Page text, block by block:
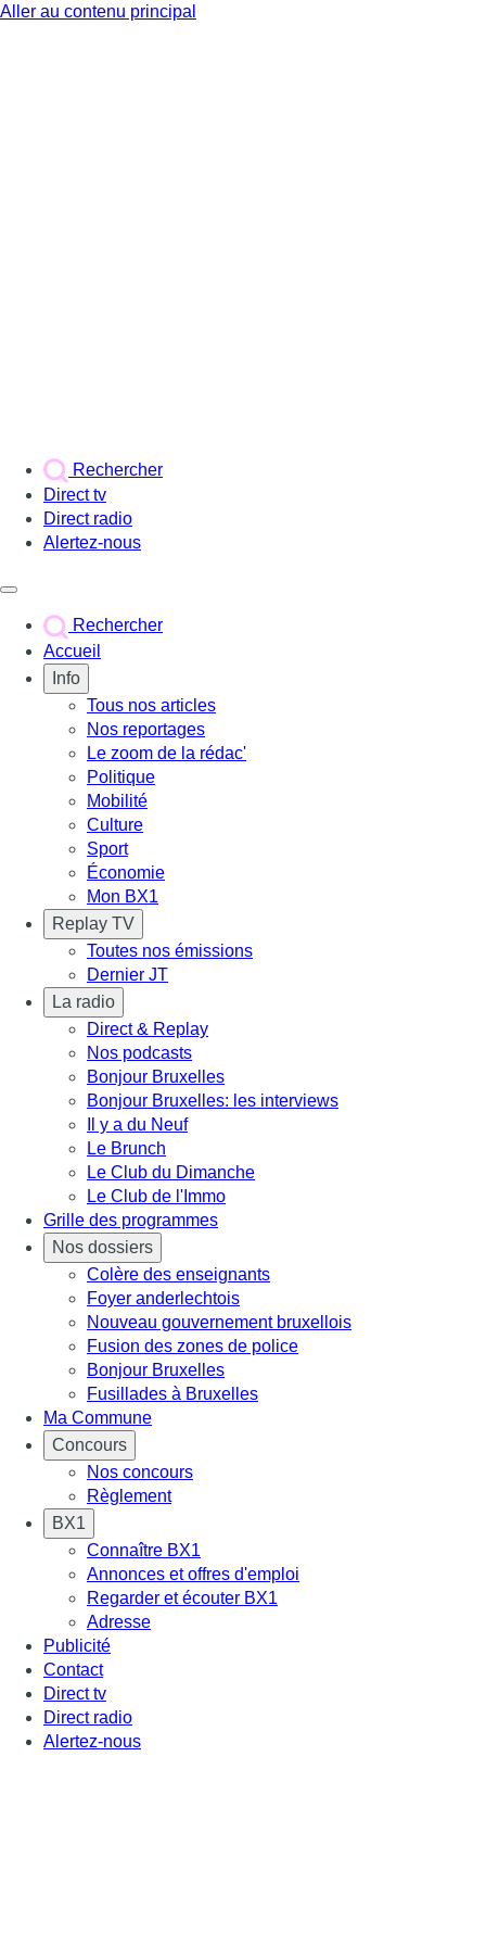
Aller au contenu principal
Rechercher
Direct tv
Direct radio
Alertez-nous
Rechercher
Accueil
Info
Tous nos articles
Nos reportages
Le zoom de la rédac'
Politique
Mobilité
Culture
Sport
Économie
Mon BX1
Replay TV
Toutes nos émissions
Dernier JT
La radio
Direct & Replay
Nos podcasts
Bonjour Bruxelles
Bonjour Bruxelles: les interviews
Il y a du Neuf
Le Brunch
Le Club du Dimanche
Le Club de l'Immo
Grille des programmes
Nos dossiers
Colère des enseignants
Foyer anderlechtois
Nouveau gouvernement bruxellois
Fusion des zones de police
Bonjour Bruxelles
Fusillades à Bruxelles
Ma Commune
Concours
Nos concours
Règlement
BX1
Connaître BX1
Annonces et offres d'emploi
Regarder et écouter BX1
Adresse
Publicité
Contact
Direct tv
Direct radio
Alertez-nous